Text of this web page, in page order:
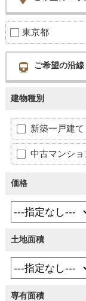
東京都
ご希望の沿
建物種別
新築一戸建て
中古マンショ
価格
土地面積
専有面積